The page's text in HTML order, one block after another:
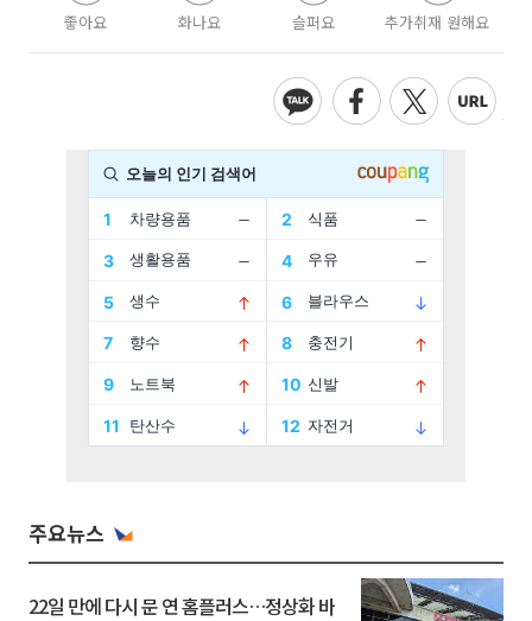
좋아요 화나요 슬퍼요 추가취재 원해요
주요뉴스
22일 만에 다시 문 연 홈플러스…정상화 바